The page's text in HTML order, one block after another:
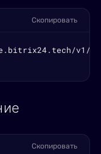
Скопировать
v1/
Скопировать